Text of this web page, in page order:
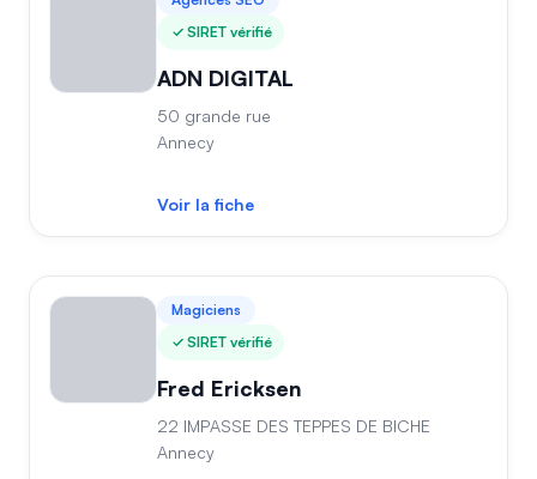
SIRET vérifié
ADN DIGITAL
50 grande rue
Annecy
Voir la fiche
Magiciens
SIRET vérifié
Fred Ericksen
22 IMPASSE DES TEPPES DE BICHE
Annecy